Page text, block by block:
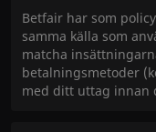
Betfair har som
samma källa som
matcha
betalningsmetoder
med ditt uttag innan